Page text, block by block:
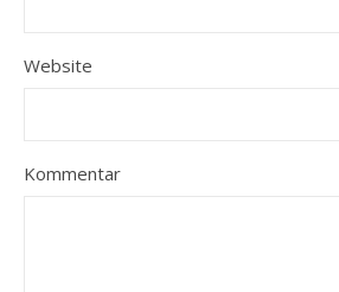
Website
Kommentar